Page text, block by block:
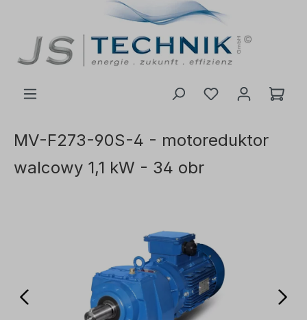
MV-F273-90S-4 - motoreduktor
walcowy 1,1 kW - 34 obr